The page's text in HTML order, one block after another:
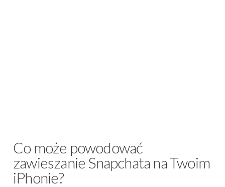
Co może powodować
zawieszanie Snapchata na Twoim
iPhonie?